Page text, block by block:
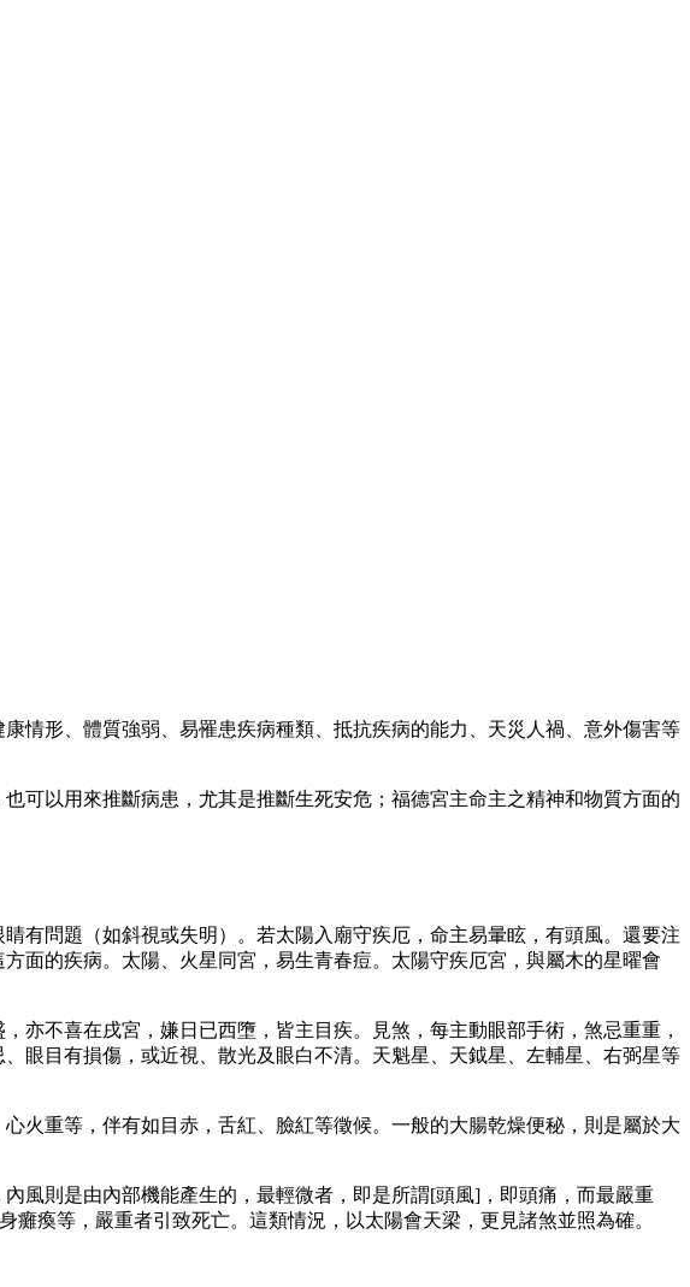
情形、體質強弱、易罹患疾病種類、抵抗疾病的能力、天災人禍、意外傷害等
可以用來推斷病患，尤其是推斷生死安危；福德宮主命主之精神和物質方面的
有問題（如斜視或失明）。若太陽入廟守疾厄，命主易暈眩，有頭風。還要注
面的疾病。太陽、火星同宮，易生青春痘。太陽守疾厄宮，與屬木的星曜會
亦不喜在戌宮，嫌日已西墮，皆主目疾。見煞，每主動眼部手術，煞忌重重，
眼目有損傷，或近視、散光及眼白不清。天魁星、天鉞星、左輔星、右弼星等
火重等，伴有如目赤，舌紅、臉紅等徵候。一般的大腸乾燥便秘，則是屬於大
風則是由內部機能產生的，最輕微者，即是所謂[頭風]，即頭痛，而最嚴重
瘓等，嚴重者引致死亡。這類情況，以太陽會天梁，更見諸煞並照為確。